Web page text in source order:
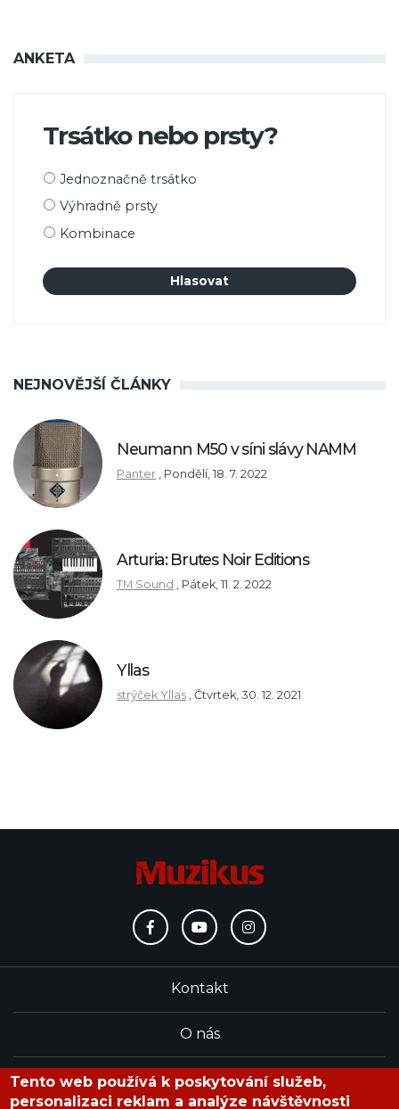
ANKETA
Trsátko nebo prsty?
Možnosti
Jednoznačně trsátko
Výhradně prsty
Kombinace
NEJNOVĚJŠÍ ČLÁNKY
Neumann M50 v síni slávy NAMM
Panter Pondělí, 18. 7. 2022
Arturia: Brutes Noir Editions
TM Sound Pátek, 11. 2. 2022
Yllas
strýček Yllas Čtvrtek, 30. 12. 2021
Kontakt
O nás
Redakce
Tento web používá k poskytování služeb,
personalizaci reklam a analýze návštěvnosti